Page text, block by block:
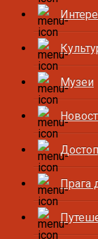
Музеи
Прага